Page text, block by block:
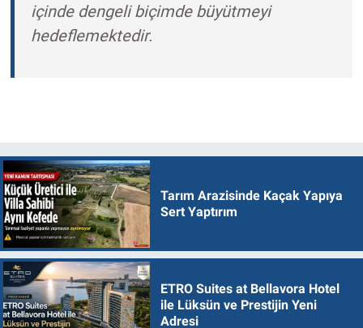
içinde dengeli biçimde büyütmeyi
hedeflemektedir.
Tarım Arazisinde Kaçak Yapıya
Sert Yaptırım
ETRO Suites at Bellavora Hotel
ile Lüksün ve Prestijin Yeni
Adresi